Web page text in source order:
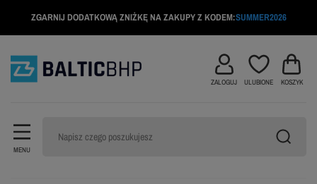
ZGARNIJ DODATKOWĄ ZNIŻKĘ NA ZAKUPY Z KODEM:SUMMER2026
MENU
ZALOGUJ ULUBIONE KOSZYK